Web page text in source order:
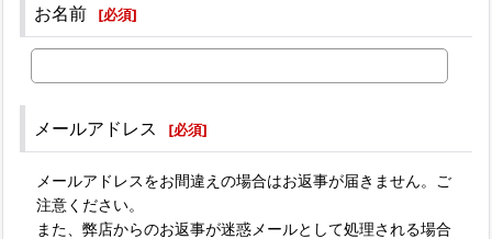
お名前 [必須]
メールアドレス [必須]
メールアドレスをお間違えの場合はお返事が届きません。ご
注意ください。
また、弊店からのお返事が迷惑メールとして処理される場合